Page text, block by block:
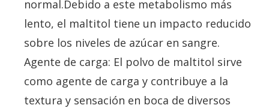
normal.Debido a este metabolismo más
lento, el maltitol tiene un impacto reducido
sobre los niveles de azúcar en sangre.
Agente de carga: El polvo de maltitol sirve
como agente de carga y contribuye a la
textura y sensación en boca de diversos